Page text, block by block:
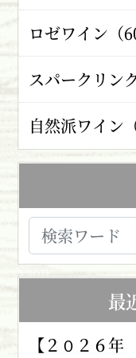
ロゼワイン（
スパークリン
自然派ワイン
最
【２０２６